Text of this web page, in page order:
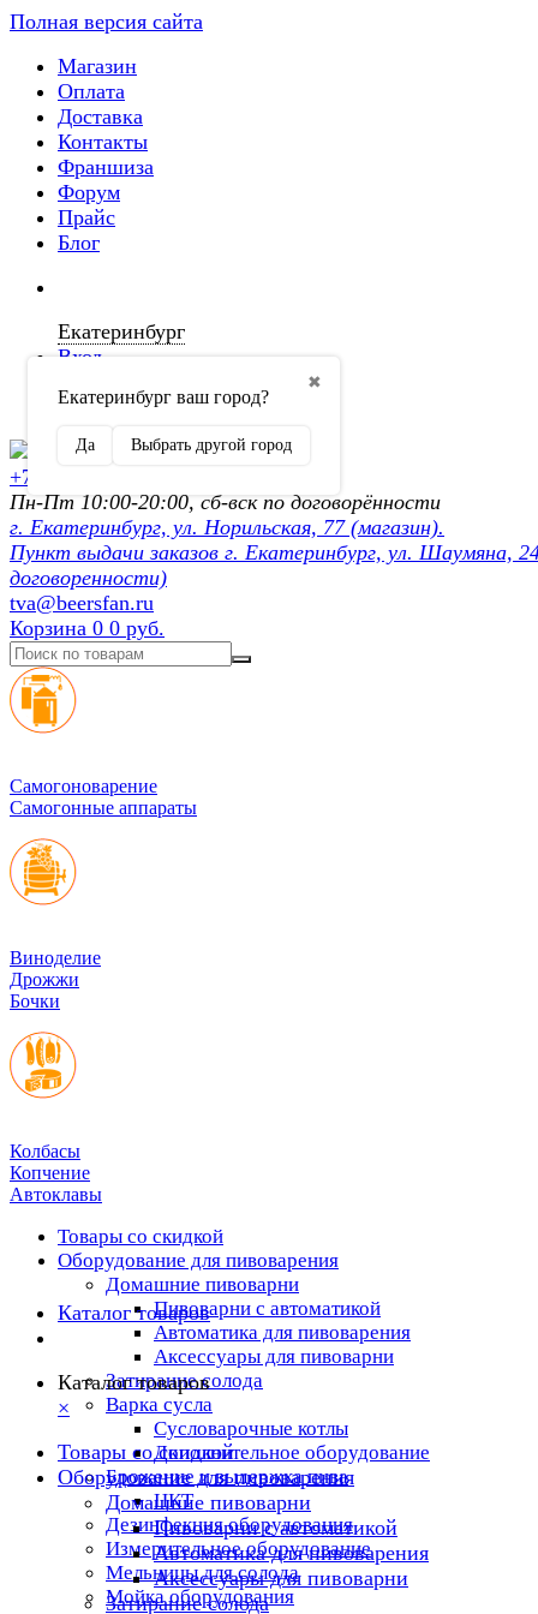
Полная версия сайта
Магазин
Оплата
Доставка
Контакты
Франшиза
Форум
Прайс
Блог
Екатеринбург
✖
Екатеринбург ваш город?
Да Выбрать другой город
Вход
Регистрация
+7 (902) 872-54-70
Пн-Пт 10:00-20:00, сб-вск по договорённости
г. Екатеринбург, ул. Норильская, 77 (магазин).
Пункт выдачи заказов г. Екатеринбург, ул. Шаумяна,
договоренности)
tva@beersfan.ru
Корзина 0 0 руб.
Cамогоноварение
Самогонные аппараты
Виноделие
Дрожжи
Бочки
Колбасы
Копчение
Автоклавы
Товары со скидкой
Оборудование для пивоварения
Домашние пивоварни
Пивоварни с автоматикой
Автоматика для пивоварения
Аксессуары для пивоварни
Затирание солода
Варка сусла
Cусловарочные котлы
Дополнительное оборудование
Брожение и выдержка пива
ЦКТ
Дезинфекция оборудования
Измерительное оборудование
Мельницы для солода
Мойка оборудования
Каталог товаров
Каталог товаров
×
Товары со скидкой
Оборудование для пивоварения
Домашние пивоварни
Пивоварни с автоматикой
Автоматика для пивоварения
Аксессуары для пивоварни
Затирание солода